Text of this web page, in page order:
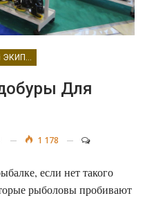
СНАРЯЖЕНИЕ И ЭКИПИРОВКА
Для
1 178
если нет такого
рыболовы пробивают